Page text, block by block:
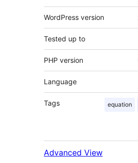
WordPress version
Tested up to
PHP version
Language
Tags equation
Advanced View